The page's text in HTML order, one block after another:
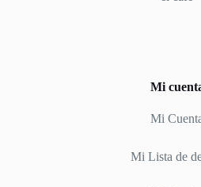
Mi
Mi
Mi Lista de